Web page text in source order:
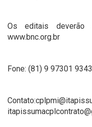
Os editais deverão
www.bnc.org.br
Fone: (81) 9 97301 9343